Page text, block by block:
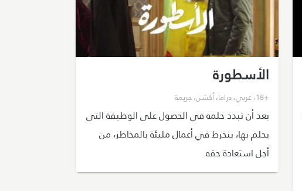
الأسطورة
+18 ،عربي،دراما،أكشن،جريمة
بعد أن تبدد حلمه في الحصول على الوظيفة التي
يحلم بها، ينخرط في أعمال مليئة بالمخاطر، من
أجل استعادة حقه.